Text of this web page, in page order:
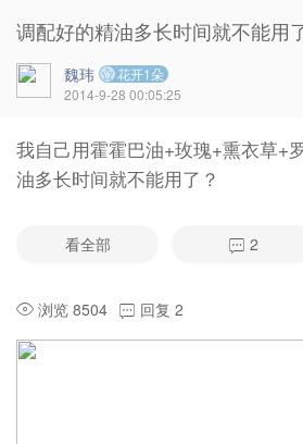
调配好的精油多长时间就不能用
魏玮
花开1朵
2014-9-28 00:05:25
我自己用霍霍巴油+玫瑰+熏衣草+
油多长时间就不能用了？
看全部 2
浏览 8504 回复 2